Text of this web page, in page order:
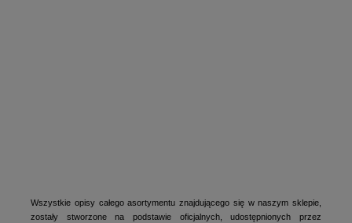
Wszystkie opisy całego asortymentu znajdującego się w naszym sklepie,
zostały stworzone na podstawie oficjalnych, udostępnionych przez